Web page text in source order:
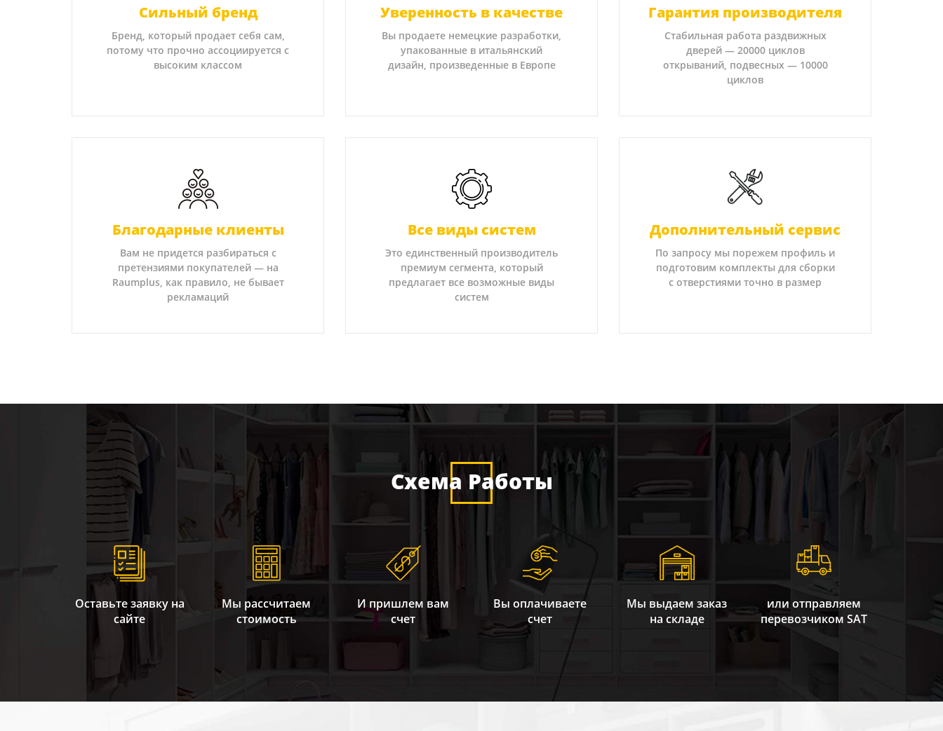
Сильный бренд
Бренд, который продает себя сам,
потому что прочно ассоциируется с
высоким классом
Уверенность в качестве
Вы продаете немецкие разработки,
упакованные в итальянский
дизайн, произведенные в Европе
Гарантия производителя
Стабильная работа раздвижных
дверей — 20000 циклов
открываний, подвесных — 10000
циклов
Благодарные клиенты
Вам не придется разбираться с
претензиями покупателей — на
Raumplus, как правило, не бывает
рекламаций
Все виды систем
Это единственный производитель
премиум сегмента, который
предлагает все возможные виды
систем
Дополнительный сервис
По запросу мы порежем профиль и
подготовим комплекты для сборки
с отверстиями точно в размер
Схема Работы
Оставьте заявку на
сайте
Мы рассчитаем
стоимость
И пришлем вам
счет
Вы оплачиваете
счет
Мы выдаем заказ
на складе
или отправляем
перевозчиком SAT